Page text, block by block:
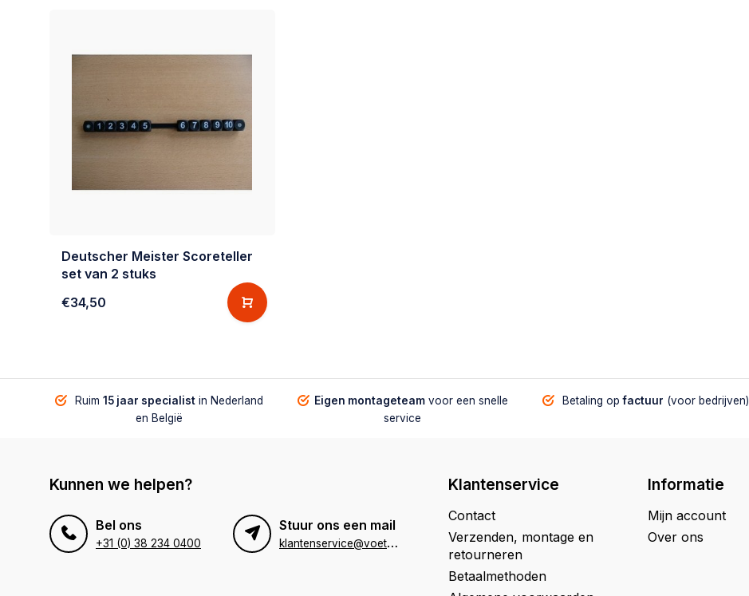
Deutscher Meister Scoreteller
set van 2 stuks
€34,50
Ruim 15 jaar specialist in Nederland
en België
Eigen montageteamvoor een snelle
service
Betaling opfactuur (voor bedrijven)
Kunnen we helpen?
Bel ons
+31 (0) 38 234 0400
Stuur ons een mail
k
lantenservice@voetbaltafelwinkel.nl
Klantenservice
Contact
Verzenden, montage en
retourneren
Betaalmethoden
Informatie
Mijn account
Over ons